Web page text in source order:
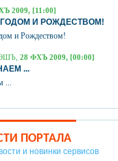
2009, [11:00]
И РОЖДЕСТВОМ!
и Рождеством!
28 ФХЪ 2009, [00:00]
...
...
ПОРТАЛА
и новинки сервисов